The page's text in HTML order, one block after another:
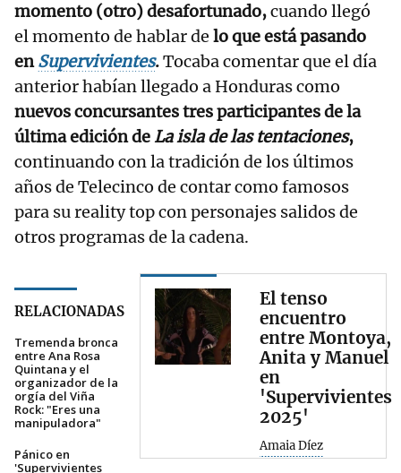
momento (otro) desafortunado,cuando llegó
el momento de hablar de lo que está pasando
enSupervivientes.Tocaba comentar que el día
anterior habían llegado a Honduras como
nuevos concursantes tres participantes de la
última edición deLa isla de las tentaciones,
continuando con la tradición de los últimos
años de Telecinco de contar como famosos
para su reality top con personajes salidos de
otros programas de la cadena.
RELACIONADAS
Tremenda bronca
entre Ana Rosa
Quintana y el
organizador de la
orgía del Viña
Rock: "Eres una
manipuladora"
Pánico en
'Supervivientes
El tenso
encuentro
entre Montoya,
Anita y Manuel
en
'Supervivientes
2025'
Amaia Díez